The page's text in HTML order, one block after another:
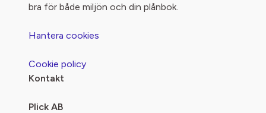
bra för både miljön och din plånbok.
Hantera cookies
Cookie policy
Kontakt
Plick AB